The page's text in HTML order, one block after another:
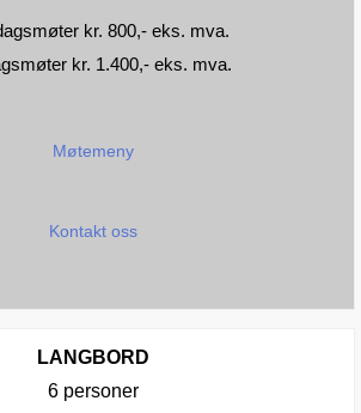
kr. 800,- eks. mva.
kr. 1.400,- eks. mva.
Møtemeny
Kontakt oss
LANGBORD
6 personer